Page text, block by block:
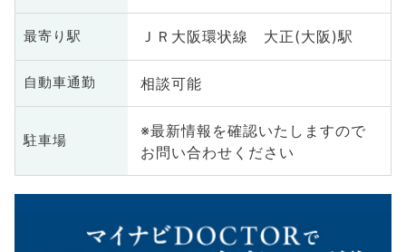
最寄り駅 ＪＲ大阪環状線 大正(大阪)駅
自動車通勤 相談可能
駐車場
※最新情報を確認いたしますので
お問い合わせください